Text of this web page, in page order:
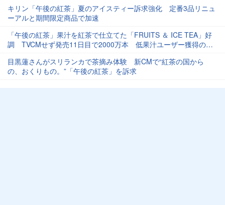
キリン「午後の紅茶」夏のアイスティー訴求強化 定番3品リニュ
ーアルと期間限定商品で加速
「午後の紅茶」果汁を紅茶で仕立てた「FRUITS ＆ ICE TEA」好
調 TVCMせず発売11日目で2000万本 低果汁ユーザー獲得の可
目黒蓮さんがスリランカで茶摘み体験 新CMで“紅茶の国から
の、おくりもの。”「午後の紅茶」を訴求